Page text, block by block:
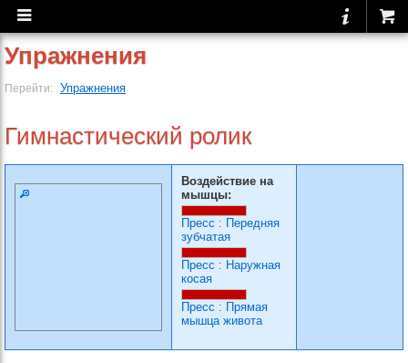
Упражнения
Перейти: Упражнения
Гимнастический ролик
Воздействие на
мышцы:
Пресс : Передняя
зубчатая
Пресс : Наружная
косая
Пресс : Прямая
мышца живота